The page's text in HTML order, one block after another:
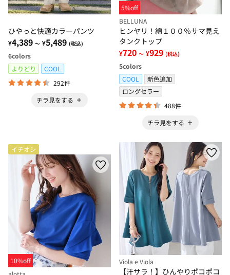
ひやっと快適カラーパンツ
¥4,389 ～ ¥5,489 (税込)
6colors
よりどり
COOL
292件
チラ見をする
5%off
BELLUNA
ヒンヤリ！綿１００％サマ見え
タンクトップ
¥720 ～ ¥929 (税込)
5colors
COOL
新色追加
ロングセラー
488件
チラ見をする
イチオシ
10%off
Viola e Viola
【汗サラ！】ひんやりポコポコ